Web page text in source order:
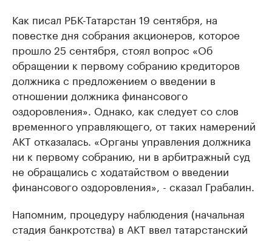
Как писал РБК-Татарстан 19 сентября, на
повестке дня собрания акционеров, которое
прошло 25 сентября, стоял вопрос «Об
обращении к первому собранию кредиторов
должника с предложением о введении в
отношении должника финансового
оздоровления». Однако, как следует со слов
временного управляющего, от таких намерений
АКТ отказалась. «Органы управления должника
ни к первому собранию, ни в арбитражный суд
не обращались с ходатайством о введении
финансового оздоровления», - сказал Грабалин.
Напомним, процедуру наблюдения (начальная
стадия банкротства) в АКТ ввел татарстанский